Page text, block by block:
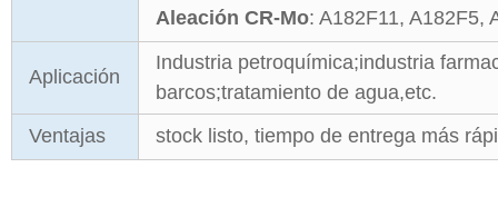
Aleación CR-Mo: A182F11, A182F5,
Aplicación
Industria petroquímica;industria
barcos;tratamiento de agua,etc.
Ventajas
stock listo, tiempo de entrega más